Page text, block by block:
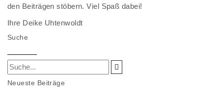
den Beiträgen stöbern. Viel Spaß dabei!
Ihre Deike Uhtenwoldt
Suche
Neueste Beiträge